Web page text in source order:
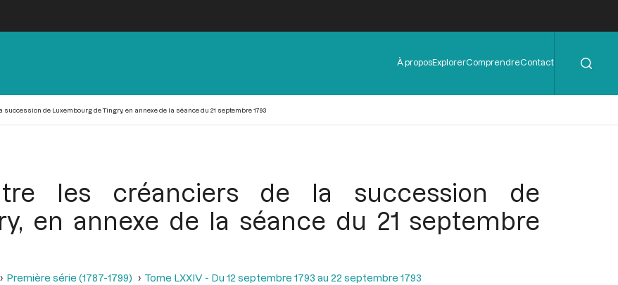
Menu
de
À proposExplorerComprendreContact
de Luxembourg de Tingry, en annexe de la séance du 21 septembre 1793
les créanciers de la succession de
en annexe de la séance du 21 septembre
Première série (1787-1799)
Tome LXXIV - Du 12 septembre 1793 au 22 septembre 1793